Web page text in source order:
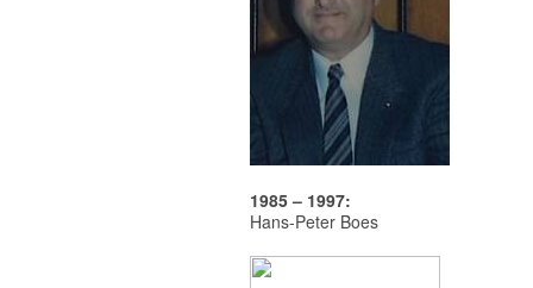
1985 – 1997:
Hans-Peter Boes